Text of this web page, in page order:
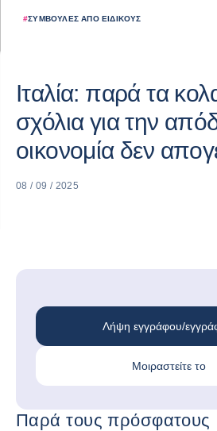
#ΣΥΜΒΟΥΛΈΣ ΑΠΌ ΕΙΔΙΚΟΎΣ
Ιταλία: παρά τα
σχόλια για την
οικονομία δεν
08 / 09 / 2025
Λήψη εγγράφου/
Μοιραστείτε το
Παρά τους πρόσφατους